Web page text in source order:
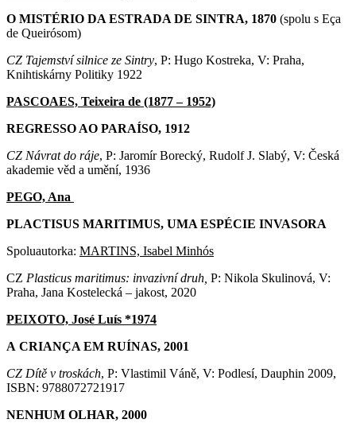
O MISTÉRIO DA ESTRADA DE SINTRA, 1870 (spolu s Eça
de Queirósom)
CZ Tajemství silnice ze Sintry, P: Hugo Kostreka, V: Praha,
Knihtiskárny Politiky 1922
PASCOAES, Teixeira de (1877 – 1952)
REGRESSO AO PARAÍSO, 1912
CZ Návrat do ráje, P: Jaromír Borecký, Rudolf J. Slabý, V: Česká
akademie věd a umění, 1936
PEGO, Ana
PLACTISUS MARITIMUS, UMA ESPÉCIE INVASORA
Spoluautorka: MARTINS, Isabel Minhós
CZ Plasticus maritimus: invazivní druh, P: Nikola Skulinová, V:
Praha, Jana Kostelecká – jakost, 2020
PEIXOTO, José Luís *1974
A CRIANÇA EM RUÍNAS, 2001
CZ Dítě v troskách, P: Vlastimil Váně, V: Podlesí, Dauphin 2009,
ISBN: 9788072721917
NENHUM OLHAR, 2000